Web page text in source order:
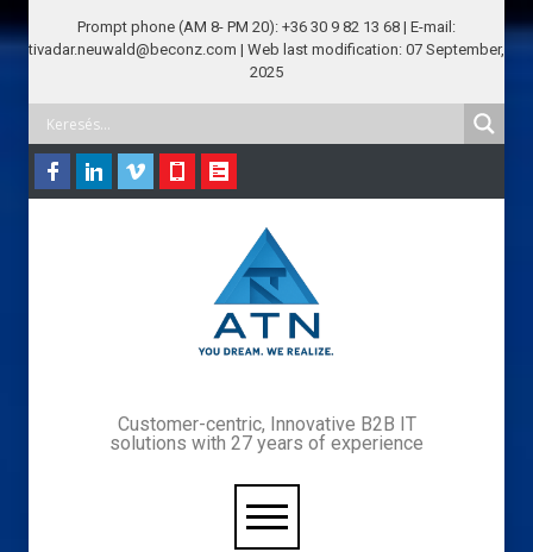
Prompt phone (AM 8- PM 20): +36 30 9 82 13 68 | E-mail:
tivadar.neuwald@beconz.com | Web last modification: 07 September,
2025
Customer-centric, Innovative B2B IT
solutions with 27 years of experience